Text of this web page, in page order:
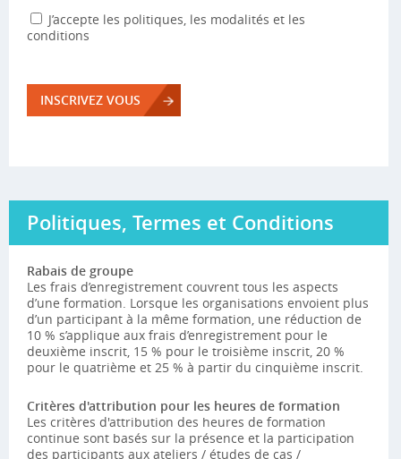
J’accepte les politiques, les modalités et les
conditions
INSCRIVEZ VOUS
Politiques, Termes et Conditions
Rabais de groupe
Les frais d’enregistrement couvrent tous les aspects
d’une formation. Lorsque les organisations envoient plus
d’un participant à la même formation, une réduction de
10 % s’applique aux frais d’enregistrement pour le
deuxième inscrit, 15 % pour le troisième inscrit, 20 %
pour le quatrième et 25 % à partir du cinquième inscrit.
Critères d'attribution pour les heures de formation
Les critères d'attribution des heures de formation
continue sont basés sur la présence et la participation
des participants aux ateliers / études de cas /